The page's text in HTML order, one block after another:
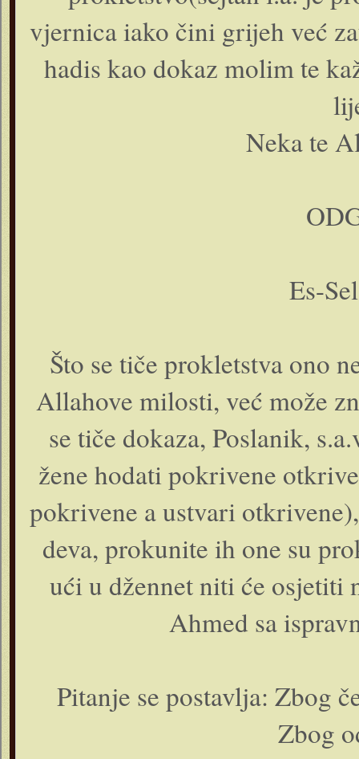
vjernica iako čini grijeh već
hadis kao dokaz molim te
Neka te
Es-
Što se tiče prokletstva ono
Allahove milosti, već može
se tiče dokaza, Poslanik,
žene hodati pokrivene
pokrivene a ustvari
deva, prokunite ih one su
ući u džennet niti će osjetiti
Ahmed sa
Pitanje se postavlja: Zbog
Zbog